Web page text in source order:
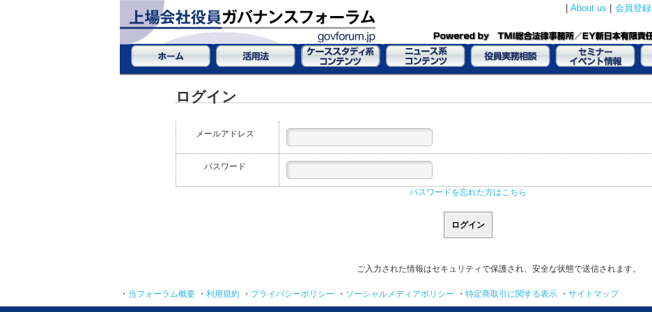
About us 会員登録
ログイン
メールアドレス
パスワード
パスワードを忘れた方はこちら
ご入力された情報はセキュリティで保護され、安全な状態で送信されます。
・ 当フォーラム概要 ・ 利用規約 ・ プライバシーポリシー ・ ソーシャルメディアポリシー ・ 特定商取引に関する表示 ・ サイトマップ